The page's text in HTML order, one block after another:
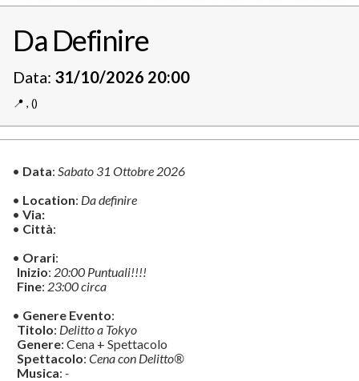
Da Definire
Data: 31/10/2026 20:00
📍️ , ()
• Data: Sabato 31 Ottobre 2026
• Location: Da definire
• Via:
• Città:
• Orari:
Inizio: 20:00 Puntuali!!!!
Fine: 23:00 circa
• Genere Evento:
Titolo: Delitto a Tokyo
Genere: Cena + Spettacolo
Spettacolo: Cena con Delitto®
Musica: -